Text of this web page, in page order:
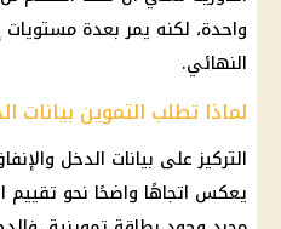
واحدة، لكنه يمر بعدة مستويات
النهائي.
لماذا تطلب التموين بيانات
التركيز على بيانات الدخل
يعكس اتجاهًا واضحًا نحو